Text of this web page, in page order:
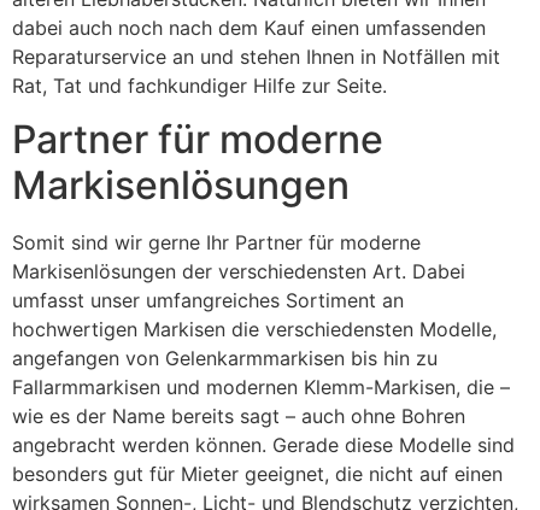
dabei auch noch nach dem Kauf einen umfassenden
Reparaturservice an und stehen Ihnen in Notfällen mit
Rat, Tat und fachkundiger Hilfe zur Seite.
Partner für moderne
Markisenlösungen
Somit sind wir gerne Ihr Partner für moderne
Markisenlösungen der verschiedensten Art. Dabei
umfasst unser umfangreiches Sortiment an
hochwertigen Markisen die verschiedensten Modelle,
angefangen von Gelenkarmmarkisen bis hin zu
Fallarmmarkisen und modernen Klemm-Markisen, die –
wie es der Name bereits sagt – auch ohne Bohren
angebracht werden können. Gerade diese Modelle sind
besonders gut für Mieter geeignet, die nicht auf einen
wirksamen Sonnen-, Licht- und Blendschutz verzichten,